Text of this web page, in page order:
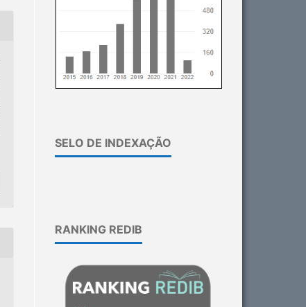
SELO DE INDEXAÇÃO
RANKING REDIB